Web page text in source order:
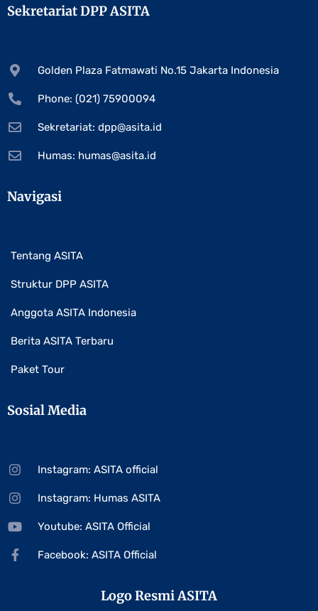
Sekretariat DPP ASITA
Golden Plaza Fatmawati No.15 Jakarta Indonesia
Phone: (021) 75900094
Sekretariat: dpp@asita.id
Humas: humas@asita.id
Navigasi
Tentang ASITA
Struktur DPP ASITA
Anggota ASITA Indonesia
Berita ASITA Terbaru
Paket Tour
Sosial Media
Instagram: ASITA official
Instagram: Humas ASITA
Youtube: ASITA Official
Facebook: ASITA Official
Logo Resmi ASITA